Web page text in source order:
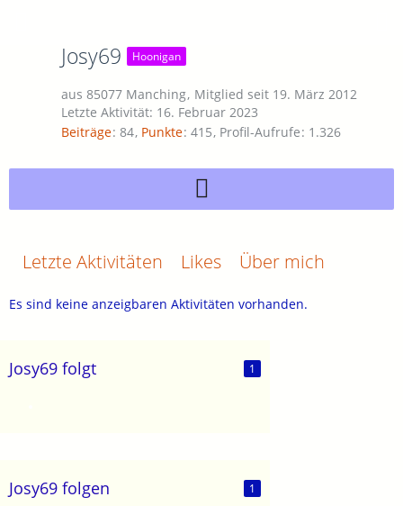
Josy69 Hoonigan
aus 85077 Manching Mitglied seit 19. März 2012
Letzte Aktivität: 16. Februar 2023
Beiträge 84 Punkte 415 Profil-Aufrufe 1.326
Letzte Aktivitäten Likes Über mich
Es sind keine anzeigbaren Aktivitäten vorhanden.
Josy69 folgt 1
Josy69 folgen 1